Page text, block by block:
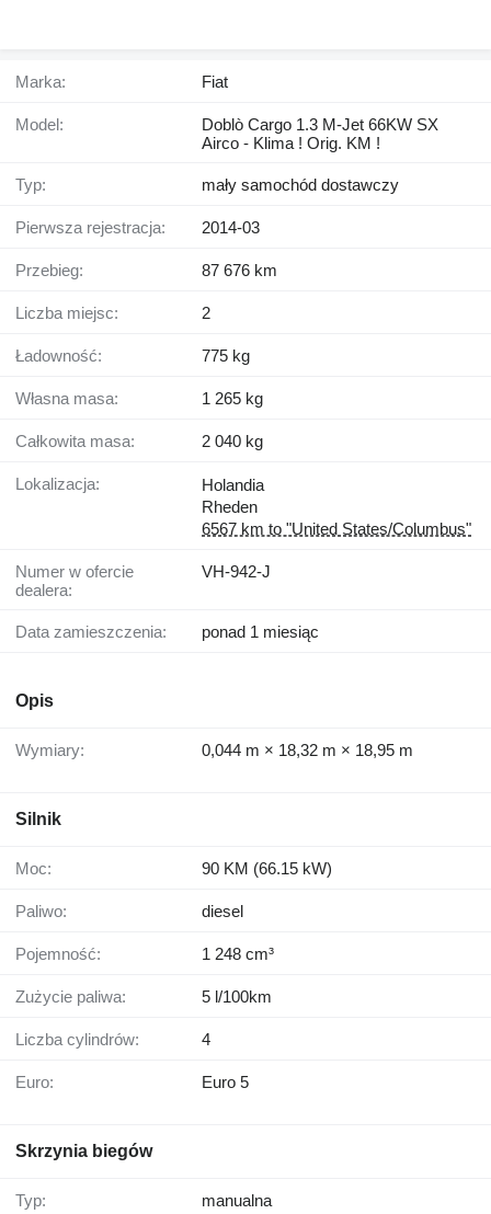
Marka: Fiat
Model:
Doblò Cargo 1.3 M-Jet 66KW SX
Airco - Klima ! Orig. KM !
Typ: mały samochód dostawczy
Pierwsza rejestracja: 2014-03
Przebieg: 87 676 km
Liczba miejsc: 2
Ładowność: 775 kg
Własna masa: 1 265 kg
Całkowita masa: 2 040 kg
Lokalizacja:
Holandia
Rheden
6567 km to "United States/Columbus"
Numer w ofercie
dealera:
VH-942-J
Data zamieszczenia: ponad 1 miesiąc
Opis
Wymiary: 0,044 m × 18,32 m × 18,95 m
Silnik
Moc: 90 KM (66.15 kW)
Paliwo: diesel
Pojemność: 1 248 cm³
Zużycie paliwa: 5 l/100km
Liczba cylindrów: 4
Euro: Euro 5
Skrzynia biegów
Typ: manualna